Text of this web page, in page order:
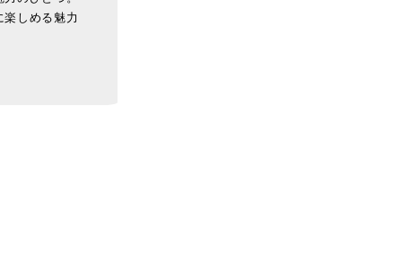
しめる魅力